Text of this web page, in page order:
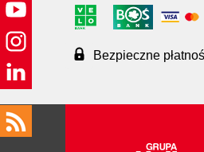
Bezpieczne